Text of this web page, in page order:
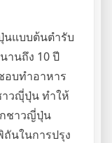
นแบบต้นตำรับ
านถึง 10 ปี
อบทำอาหาร
าวญุี่ปุ่น ทำให้
กชาวญี่ปุ่น
นในการปรุง